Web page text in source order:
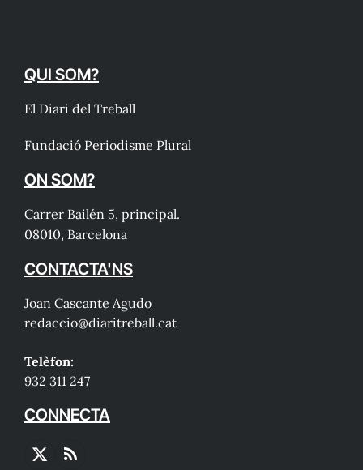
QUI SOM?
El Diari del Treball
Fundació Periodisme Plural
ON SOM?
Carrer Bailén 5, principal.
08010, Barcelona
CONTACTA'NS
Joan Cascante Agudo
redaccio@diaritreball.cat
Telèfon:
932 311 247
CONNECTA
X
RSS